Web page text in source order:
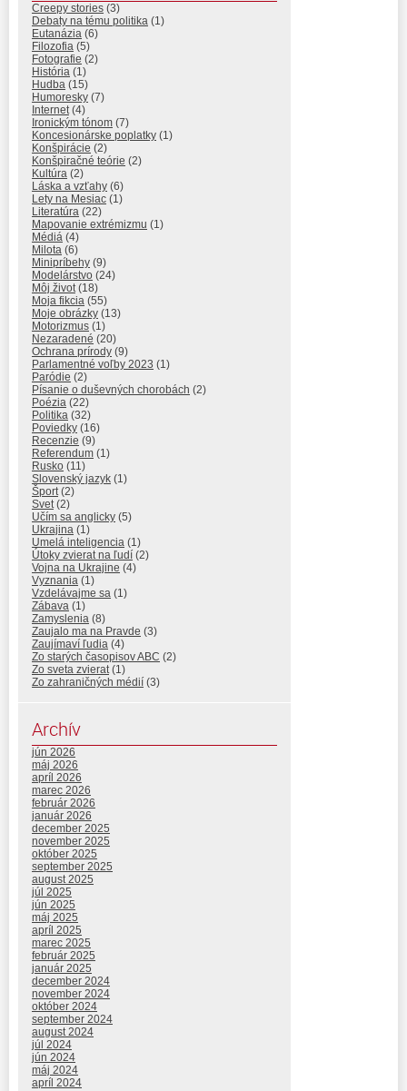
Creepy stories (3)
Debaty na tému politika (1)
Eutanázia (6)
Filozofia (5)
Fotografie (2)
História (1)
Hudba (15)
Humoresky (7)
Internet (4)
Ironickým tónom (7)
Koncesionárske poplatky (1)
Konšpirácie (2)
Konšpiračné teórie (2)
Kultúra (2)
Láska a vzťahy (6)
Lety na Mesiac (1)
Literatúra (22)
Mapovanie extrémizmu (1)
Médiá (4)
Milota (6)
Minipríbehy (9)
Modelárstvo (24)
Môj život (18)
Moja fikcia (55)
Moje obrázky (13)
Motorizmus (1)
Nezaradené (20)
Ochrana prírody (9)
Parlamentné voľby 2023 (1)
Paródie (2)
Písanie o duševných chorobách (2)
Poézia (22)
Politika (32)
Poviedky (16)
Recenzie (9)
Referendum (1)
Rusko (11)
Slovenský jazyk (1)
Šport (2)
Svet (2)
Učím sa anglicky (5)
Ukrajina (1)
Umelá inteligencia (1)
Útoky zvierat na ľudí (2)
Vojna na Ukrajine (4)
Vyznania (1)
Vzdelávajme sa (1)
Zábava (1)
Zamyslenia (8)
Zaujalo ma na Pravde (3)
Zaujímaví ľudia (4)
Zo starých časopisov ABC (2)
Zo sveta zvierat (1)
Zo zahraničných médií (3)
Archív
jún 2026
máj 2026
apríl 2026
marec 2026
február 2026
január 2026
december 2025
november 2025
október 2025
september 2025
august 2025
júl 2025
jún 2025
máj 2025
apríl 2025
marec 2025
február 2025
január 2025
december 2024
november 2024
október 2024
september 2024
august 2024
júl 2024
jún 2024
máj 2024
apríl 2024